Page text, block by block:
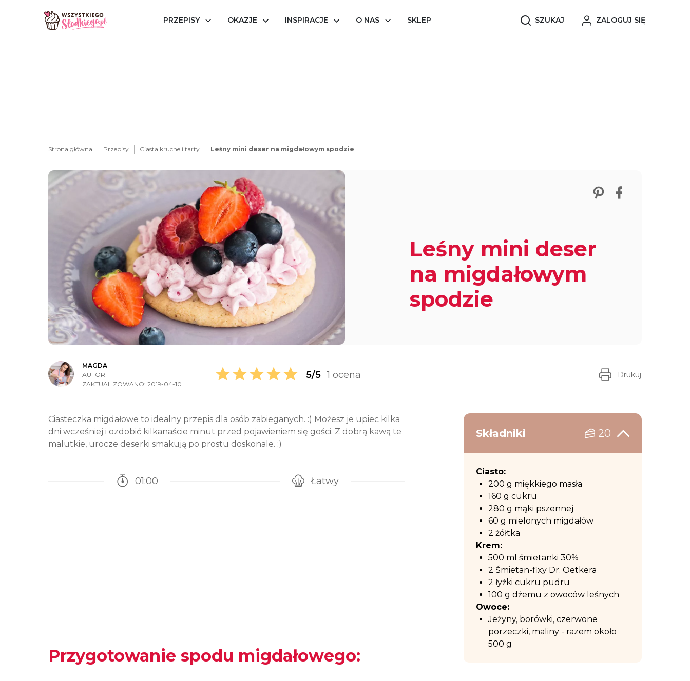
PRZEPISY OKAZJE INSPIRACJE O NAS SKLEP SZUKAJ ZALOGUJ SIĘ
Strona główna Przepisy Ciasta kruche i tarty Leśny mini deser na migdałowym spodzie
Leśny mini deser
na migdałowym
spodzie
Zobacz nasze
Udostępnij
MAGDA
AUTOR
ZAKTUALIZOWANO: 2019-04-10
5/5 1 ocena Drukuj
Ciasteczka migdałowe to idealny przepis dla osób zabieganych. :) Możesz je upiec kilka
dni wcześniej i ozdobić kilkanaście minut przed pojawieniem się gości. Z dobrą kawą te
malutkie, urocze deserki smakują po prostu doskonale. :)
01:00
Łatwy
Składniki 20
Ciasto:
200 g miękkiego masła
160 g cukru
280 g mąki pszennej
60 g mielonych migdałów
2 żółtka
Krem:
500 ml śmietanki 30%
2 Śmietan-fixy Dr. Oetkera
2 łyżki cukru pudru
100 g dżemu z owoców leśnych
Owoce:
Jeżyny, borówki, czerwone
porzeczki, maliny - razem około
500 g
Przygotowanie spodu migdałowego: